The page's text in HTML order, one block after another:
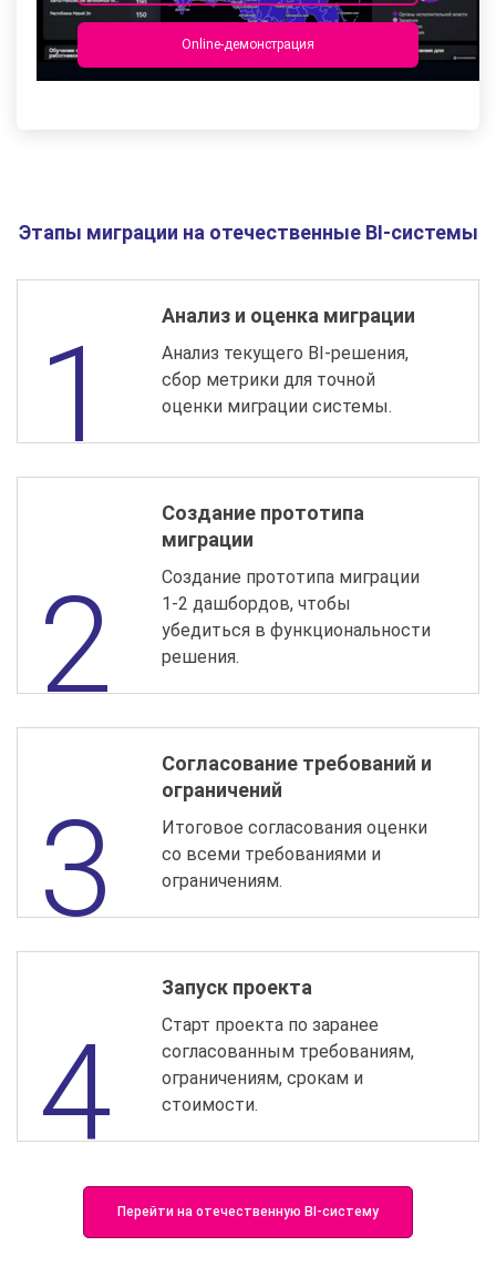
Online-демонстрация
Этапы миграции на отечественные BI-системы
Анализ и оценка миграции
Анализ текущего BI-решения,
сбор метрики для точной
оценки миграции системы.
Создание прототипа
миграции
Создание прототипа миграции
1-2 дашбордов, чтобы
убедиться в функциональности
решения.
Согласование требований и
ограничений
Итоговое согласования оценки
со всеми требованиями и
ограничениям.
Запуск проекта
Старт проекта по заранее
согласованным требованиям,
ограничениям, срокам и
стоимости.
Перейти на отечественную BI-систему